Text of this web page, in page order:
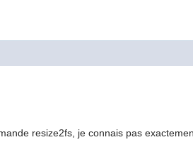
resize2fs, je connais pas